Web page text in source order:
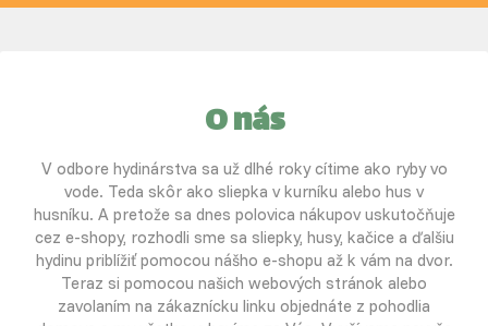
O nás
V odbore hydinárstva sa už dlhé roky cítime ako ryby vo
vode. Teda skôr ako sliepka v kurníku alebo hus v
husníku. A pretože sa dnes polovica nákupov uskutočňuje
cez e-shopy, rozhodli sme sa sliepky, husy, kačice a ďalšiu
hydinu priblížiť pomocou nášho e-shopu až k vám na dvor.
Teraz si pomocou našich webových stránok alebo
zavolaním na zákaznícku linku objednáte z pohodlia